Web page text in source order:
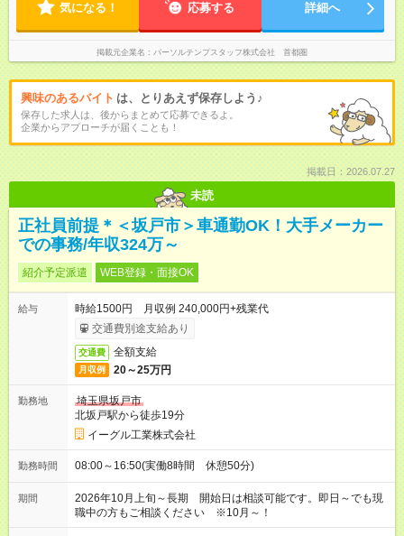
気になる！ 応募する 詳細へ
掲載元企業名 パーソルテンプスタッフ株式会社 首都圏
興味のあるバイト は、とりあえず保存しよう♪
保存した求人は、後からまとめて応募できるよ。
企業からアプローチが届くことも！
掲載日：2026.07.27
未読
正社員前提＊＜坂戸市＞車通勤OK！大手メーカー
での事務/年収324万～
紹介予定派遣 WEB登録・面接OK
給与
時給1500円 月収例 240,000円+残業代
交通費別途支給あり
交通費 全額支給
月収例 20～25万円
勤務地
埼玉県坂戸市
北坂戸駅から徒歩19分
イーグル工業株式会社
勤務時間 08:00～16:50(実働8時間 休憩50分)
期間
2026年10月上旬～長期 開始日は相談可能です。即日～でも現
職中の方もご相談ください ※10月～！